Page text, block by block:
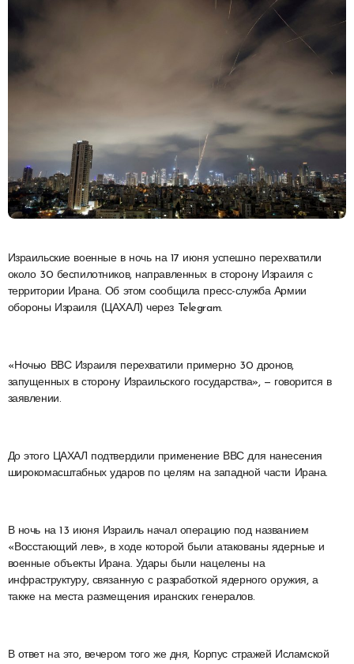
Израильские военные в ночь на 17 июня успешно перехватили
около 30 беспилотников, направленных в сторону Израиля с
территории Ирана. Об этом сообщила пресс-служба Армии
обороны Израиля (ЦАХАЛ) через Telegram.
«Ночью ВВС Израиля перехватили примерно 30 дронов,
запущенных в сторону Израильского государства», — говорится в
заявлении.
До этого ЦАХАЛ подтвердили применение ВВС для нанесения
широкомасштабных ударов по целям на западной части Ирана.
В ночь на 13 июня Израиль начал операцию под названием
«Восстающий лев», в ходе которой были атакованы ядерные и
военные объекты Ирана. Удары были нацелены на
инфраструктуру, связанную с разработкой ядерного оружия, а
также на места размещения иранских генералов.
В ответ на это, вечером того же дня, Корпус стражей Исламской